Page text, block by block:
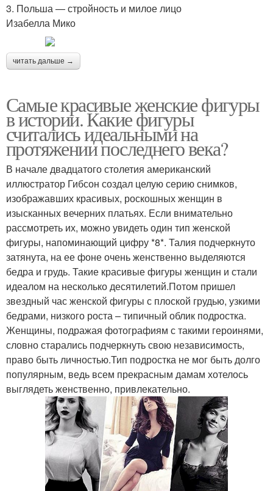
3. Польша — стройность и милое лицо
Изабелла Мико
читать дальше →
Самые красивые женские фигуры
в истории. Какие фигуры
считались идеальными на
протяжении последнего века?
В начале двадцатого столетия американский
иллюстратор Гибсон создал целую серию снимков,
изображавших красивых, роскошных женщин в
изысканных вечерних платьях. Если внимательно
рассмотреть их, можно увидеть один тип женской
фигуры, напоминающий цифру *8*. Талия подчеркнуто
затянута, на ее фоне очень женственно выделяются
бедра и грудь. Такие красивые фигуры женщин и стали
идеалом на несколько десятилетий.Потом пришел
звездный час женской фигуры с плоской грудью, узкими
бедрами, низкого роста – типичный облик подростка.
Женщины, подражая фотографиям с такими героинями,
словно старались подчеркнуть свою независимость,
право быть личностью.Тип подростка не мог быть долго
популярным, ведь всем прекрасным дамам хотелось
выглядеть женственно, привлекательно.